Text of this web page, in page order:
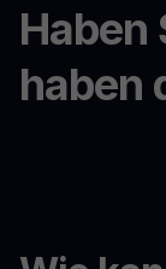
Haben
haben